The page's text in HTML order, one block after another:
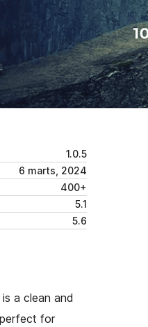
1.0.5
6 marts, 2024
400+
5.1
5.6
a clean and
for